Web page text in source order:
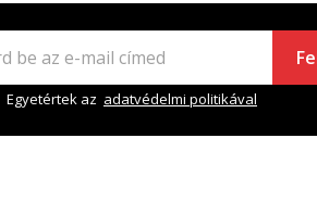
Egyetértek az adatvédelmi politikával